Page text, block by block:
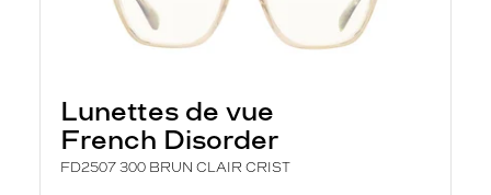
Lunettes de vue
French Disorder
FD2507 300 BRUN CLAIR CRIST